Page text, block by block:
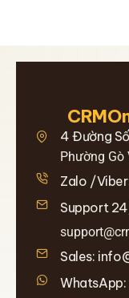
4 Đường
Phường Gò
Zalo /
Support
Sales: